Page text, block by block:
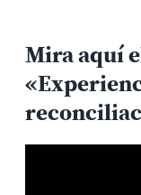
Mira aquí